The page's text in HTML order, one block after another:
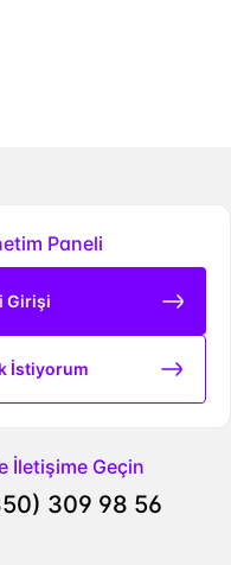
Paneli
Girişi
İstiyorum
İletişime Geçin
309 98 56